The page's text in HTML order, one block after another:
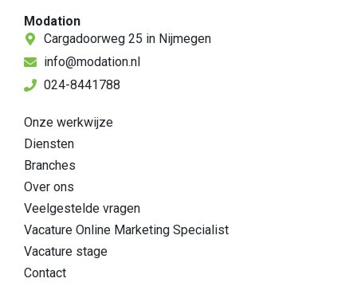
Modation
Cargadoorweg 25 in Nijmegen
info@modation.nl
024-8441788
Onze werkwijze
Diensten
Branches
Over ons
Veelgestelde vragen
Vacature Online Marketing Specialist
Vacature stage
Contact